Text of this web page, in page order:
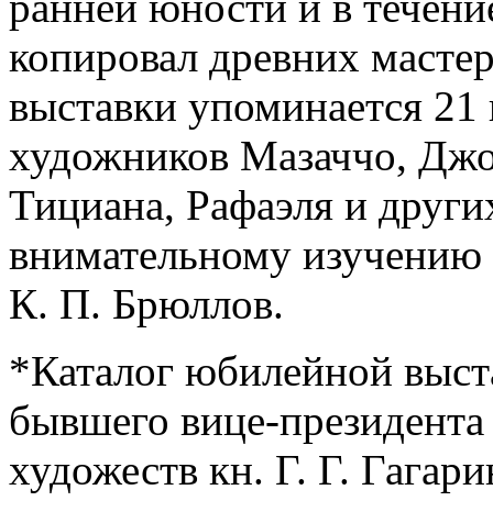
копировал древних
выставки упоминается
художников Мазаччо,
Тициана, Рафаэля и
внимательному
К. П. Брюллов.
*Каталог юбилейной
бывшего вице-
художеств кн. Г. Г.